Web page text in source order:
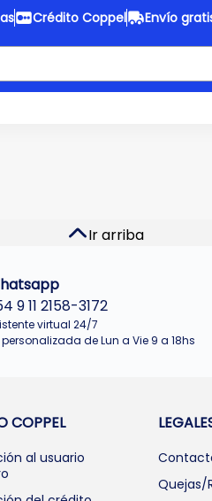
Crédito Coppel Envío
Envío
Ir arriba
9 11 2158-3172
virtual 24/7
personalizada de Lun a Vie 9 a 18hs
COPPEL
al usuario
Quejas/